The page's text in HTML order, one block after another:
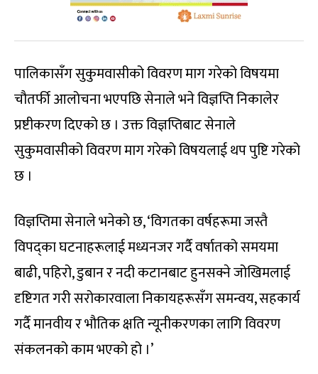
पालिकासँग सुकुमवासीको विवरण माग गरेको विषयमा
चौतर्फी आलोचना भएपछि सेनाले भने विज्ञप्ति निकालेर
प्रष्टीकरण दिएको छ । उक्त विज्ञप्तिबाट सेनाले
सुकुमवासीको विवरण माग गरेको विषयलाई थप पुष्टि गरेको
छ ।
विज्ञप्तिमा सेनाले भनेको छ, ‘विगतका वर्षहरूमा जस्तै
विपद्का घटनाहरूलाई मध्यनजर गर्दै वर्षातको समयमा
बाढी, पहिरो, डुबान र नदी कटानबाट हुनसक्ने जोखिमलाई
दृष्टिगत गरी सरोकारवाला निकायहरूसँग समन्वय, सहकार्य
गर्दै मानवीय र भौतिक क्षति न्यूनीकरणका लागि विवरण
संकलनको काम भएको हो ।’